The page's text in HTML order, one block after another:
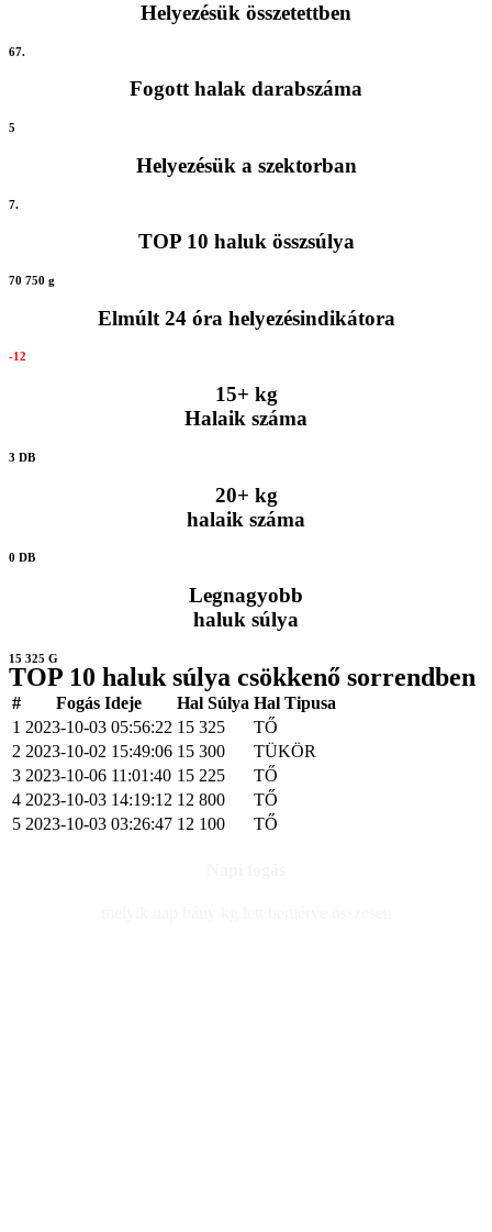
Helyezésük összetettben
67.
Fogott halak darabszáma
5
Helyezésük a szektorban
7.
TOP 10 haluk összsúlya
70 750 g
Elmúlt 24 óra helyezésindikátora
-12
15+ kg
Halaik száma
3 DB
20+ kg
halaik száma
0 DB
Legnagyobb
haluk súlya
15 325 G
TOP 10 haluk súlya csökkenő sorrendben
# Fogás Ideje Hal Súlya Hal Tipusa
1 2023-10-03 05:56:22 15 325
TŐ
2 2023-10-02 15:49:06 15 300
TÜKÖR
3 2023-10-06 11:01:40 15 225
TŐ
4 2023-10-03 14:19:12 12 800
TŐ
5 2023-10-03 03:26:47 12 100 TŐ